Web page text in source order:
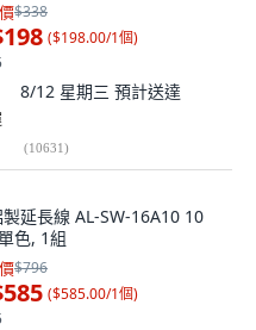
$338
($198.00/1個)
8/12 星期三 預計送達
(10631)
製延長線 AL-SW-16A10 10
色, 1組
$796
($585.00/1個)